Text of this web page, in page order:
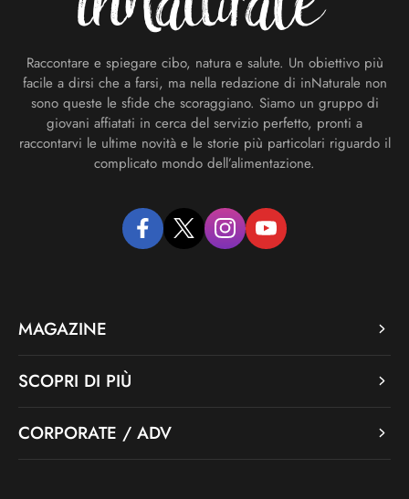
Raccontare e spiegare cibo, natura e salute. Un obiettivo più
facile a dirsi che a farsi, ma nella redazione di inNaturale non
sono queste le sfide che scoraggiano. Siamo un gruppo di
giovani affiatati in cerca del servizio perfetto, pronti a
raccontarvi le ultime novità e le storie più particolari riguardo il
complicato mondo dell’alimentazione.
facebooktwitter instagramyoutube
MAGAZINE
SCOPRI DI PIÙ
CORPORATE / ADV